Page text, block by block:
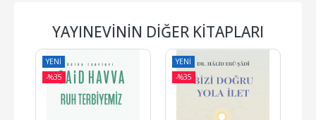
YAYINEVININ DIĞER KITAPLARI
YENI
-%35
YENI
-%35